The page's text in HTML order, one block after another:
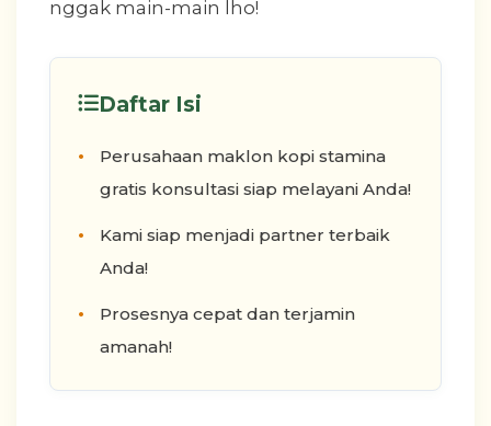
nggak main-main lho!
Daftar Isi
Perusahaan maklon kopi stamina
gratis konsultasi siap melayani Anda!
Kami siap menjadi partner terbaik
Anda!
Prosesnya cepat dan terjamin
amanah!